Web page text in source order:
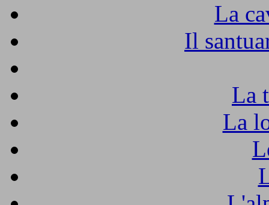
La
Il
La
La